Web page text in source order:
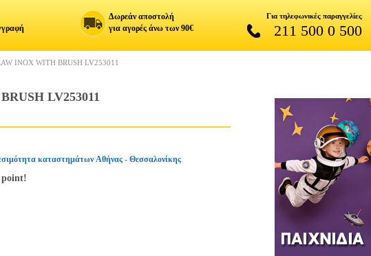
Δωρεάν αποστολή
για αγορές άνω των 90€
Για τηλεφωνικές παραγγελίες
211 500 0 500
INOX WITH BRUSH LV253011
LV253011
καταστημάτων Αθήνας - Θεσσαλονίκης
point!